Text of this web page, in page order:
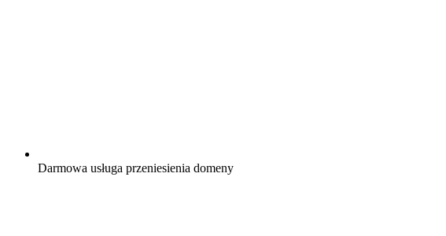
Darmowa usługa przeniesienia domeny